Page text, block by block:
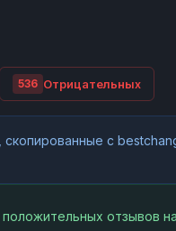
536 Отрицательных
с
отзывов